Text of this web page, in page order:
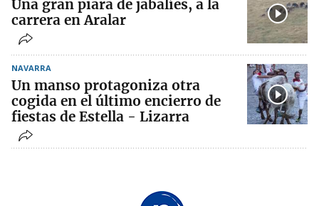
Una gran piara de jabalíes, a la
carrera en Aralar
NAVARRA
Un manso protagoniza otra
cogida en el último encierro de
fiestas de Estella - Lizarra